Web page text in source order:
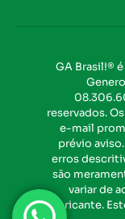
GA Brasil!®
reservados.
e-mail
prévio
erros
são
variar de
fabricante.